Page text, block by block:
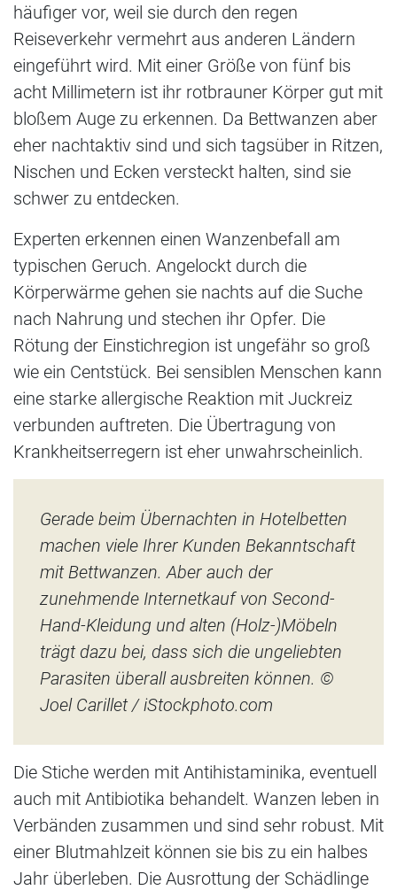
häufiger vor, weil sie durch den regen
Reiseverkehr vermehrt aus anderen Ländern
eingeführt wird. Mit einer Größe von fünf bis
acht Millimetern ist ihr rotbrauner Körper gut mit
bloßem Auge zu erkennen. Da Bettwanzen aber
eher nachtaktiv sind und sich tagsüber in Ritzen,
Nischen und Ecken versteckt halten, sind sie
schwer zu entdecken.
Experten erkennen einen Wanzenbefall am
typischen Geruch. Angelockt durch die
Körperwärme gehen sie nachts auf die Suche
nach Nahrung und stechen ihr Opfer. Die
Rötung der Einstichregion ist ungefähr so groß
wie ein Centstück. Bei sensiblen Menschen kann
eine starke allergische Reaktion mit Juckreiz
verbunden auftreten. Die Übertragung von
Krankheitserregern ist eher unwahrscheinlich.
Gerade beim Übernachten in Hotelbetten
machen viele Ihrer Kunden Bekanntschaft
mit Bettwanzen. Aber auch der
zunehmende Internetkauf von Second-
Hand-Kleidung und alten (Holz-)Möbeln
trägt dazu bei, dass sich die ungeliebten
Parasiten überall ausbreiten können. ©
Joel Carillet /iStockphoto.com
Die Stiche werden mit Antihistaminika, eventuell
auch mit Antibiotika behandelt. Wanzen leben in
Verbänden zusammen und sind sehr robust. Mit
einer Blutmahlzeit können sie bis zu ein halbes
Jahr überleben. Die Ausrottung der Schädlinge